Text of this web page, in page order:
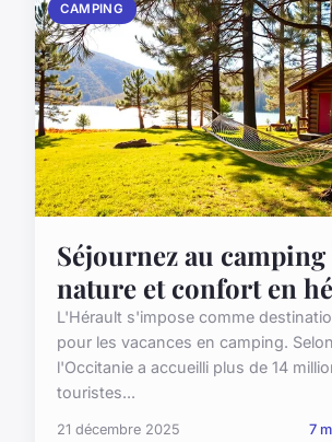
CAMPING
Séjournez au
nature et confort en
L'Hérault s'impose comme
pour les vacances en camping.
l'Occitanie a accueilli plus de 14
touristes...
21 décembre 2025 7